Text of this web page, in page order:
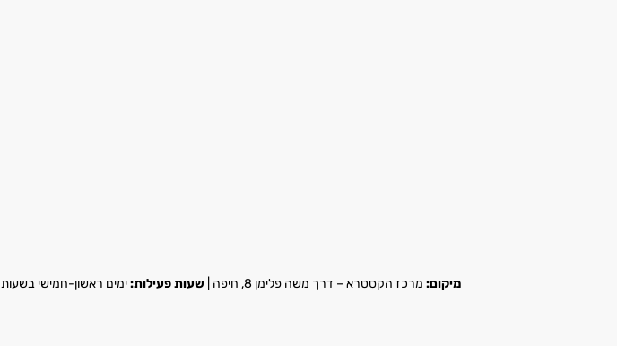
מיקום: מרכז הקסטרא – דרך משה פלימן 8, חיפה | שעות פעילות:ימים ראשון-חמישי בשעות 09:00-17:00 | ניתן ליצור קשר במספר